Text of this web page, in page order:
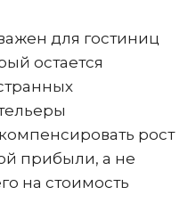
для гостиниц
остается
рост
прибыли, а не
на стоимость